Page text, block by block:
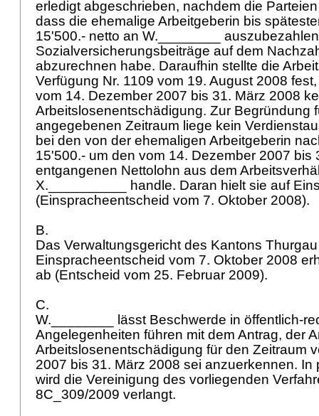
erledigt abgeschrieben, nachdem die
dass die ehemalige Arbeitgeberin bis
15'500.- netto an W.________
Sozialversicherungsbeiträge auf dem
abzurechnen habe. Daraufhin stellte die
Verfügung Nr. 1109 vom 19. August 2008
vom 14. Dezember 2007 bis 31. März 2008
Arbeitslosenentschädigung. Zur Begründung
angegebenen Zeitraum liege kein
bei den von der ehemaligen Arbeitgeberin
15'500.- um den vom 14. Dezember 2007 bis
entgangenen Nettolohn aus dem
X.__________ handle. Daran hielt sie auf
(Einspracheentscheid vom 7. Oktober 2008).
B.
Das Verwaltungsgericht des Kantons
Einspracheentscheid vom 7. Oktober 2008
ab (Entscheid vom 25. Februar 2009).
C.
W.________ lässt Beschwerde in öffentlich-
Angelegenheiten führen mit dem Antrag, der
Arbeitslosenentschädigung für den Zeitraum
2007 bis 31. März 2008 sei anzuerkennen. In
wird die Vereinigung des vorliegenden
8C_309/2009 verlangt.